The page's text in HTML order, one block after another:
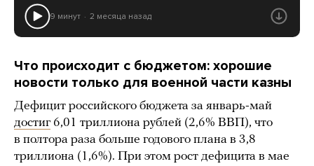
9 минут 2 месяца назад
Что происходит с бюджетом: хорошие
новости только для военной части казны
Дефицит российского бюджета за январь-май
достиг6,01 триллиона рублей (2,6% ВВП), что
в полтора раза больше годового плана в 3,8
триллиона (1,6%). При этом рост дефицита в мае